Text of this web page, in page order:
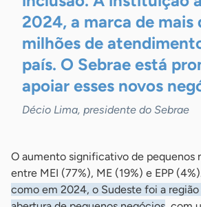
2024, a marca de mais
milhões de
país. O Sebrae está
apoiar esses novos
Décio Lima, presidente do Sebrae
O aumento significativo de pequenos
entre MEI (77%), ME (19%) e EPP
como em 2024, o Sudeste foi a